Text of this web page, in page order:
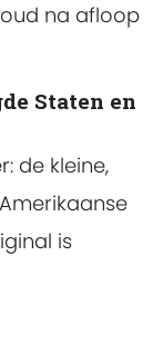
na afloop
Staten en
de kleine,
is